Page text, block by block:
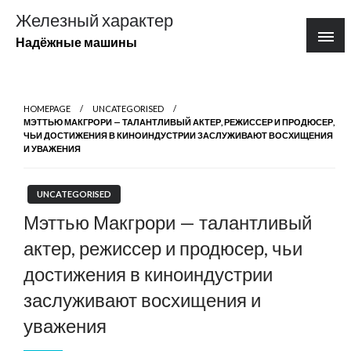
содержимому
Железный характер
Надёжные машины
HOMEPAGE
UNCATEGORISED
МЭТТЬЮ МАКГРОРИ — ТАЛАНТЛИВЫЙ АКТЕР, РЕЖИССЕР И ПРОДЮСЕР,
ЧЬИ ДОСТИЖЕНИЯ В КИНОИНДУСТРИИ ЗАСЛУЖИВАЮТ ВОСХИЩЕНИЯ
И УВАЖЕНИЯ
UNCATEGORISED
Мэттью Макгрори — талантливый
актер, режиссер и продюсер, чьи
достижения в киноиндустрии
заслуживают восхищения и
уважения